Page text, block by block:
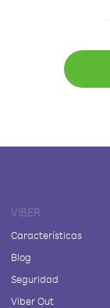
VIBER
Características
Blog
Seguridad
Viber Out